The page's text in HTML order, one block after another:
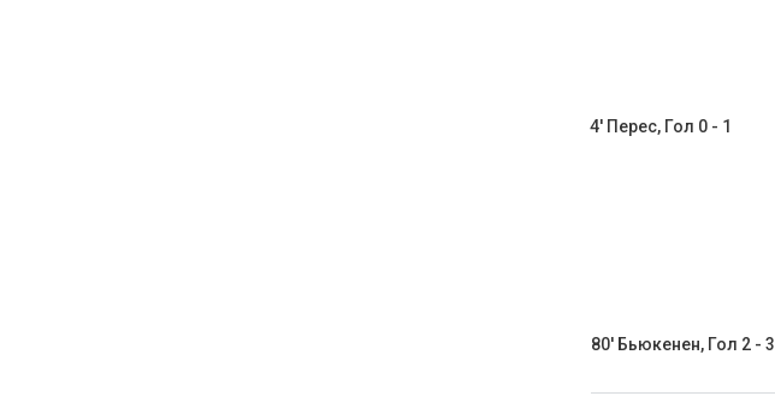
4' Перес, Гол 0 - 1
80' Бьюкенен, Гол 2 - 3